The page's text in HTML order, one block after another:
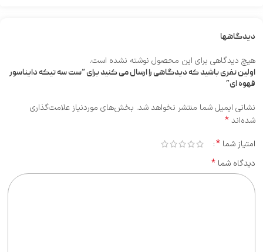
دیدگاهها
هیچ دیدگاهی برای این محصول نوشته نشده است.
اولین نفری باشید که دیدگاهی را ارسال می کنید برای “ست سه تیکه دایناسور
قهوه ای”
نشانی ایمیل شما منتشر نخواهد شد. بخش‌های موردنیاز علامت‌گذاری
شده‌اند*
امتیاز شما *
دیدگاه شما *